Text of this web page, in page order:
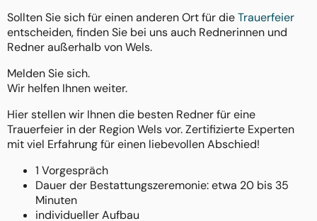
Sollten Sie sich für einen anderen Ort für dieTrauerfeier
entscheiden, finden Sie bei uns auch Rednerinnen und
Redner außerhalb von Wels.
Melden Sie sich.
Wir helfen Ihnen weiter.
Hier stellen wir Ihnen die besten Redner für eine
Trauerfeier in der Region Wels vor. Zertifizierte Experten
mit viel Erfahrung für einen liebevollen Abschied!
1 Vorgespräch
Dauer der Bestattungszeremonie: etwa 20 bis 35
Minuten
individueller Aufbau